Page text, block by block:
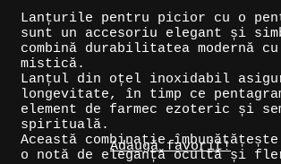
Lanțurile pentru picior cu o
sunt un accesoriu elegant și
combină durabilitatea modernă
mistică.
Lanțul din oțel inoxidabil
longevitate, în timp ce
element de farmec ezoteric și
spirituală.
Această combinație
o notă de eleganță ocultă și fler
Adaugă favorit!